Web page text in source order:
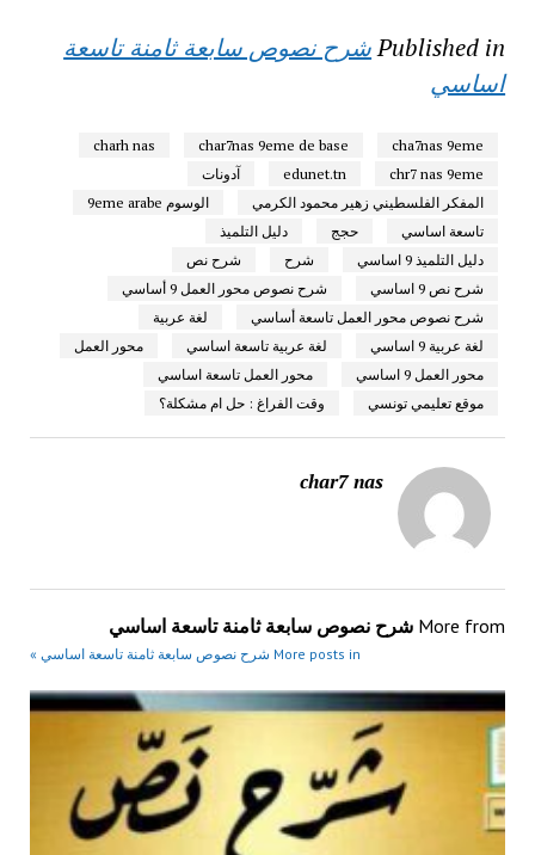
Published inشرح نصوص سابعة ثامنة تاسعة
اساسي
cha7nas 9eme
char7nas 9eme de base
charh nas
chr7 nas 9eme
edunet.tn
آدونات
المفكر الفلسطيني زهير محمود الكرمي
الوسوم 9eme arabe
تاسعة اساسي
حجج
دليل التلميذ
دليل التلميذ 9 اساسي
شرح
شرح نص
شرح نص 9 اساسي
شرح نصوص محور العمل 9 أساسي
شرح نصوص محور العمل تاسعة أساسي
لغة عربية
لغة عربية 9 اساسي
لغة عربية تاسعة اساسي
محور العمل
محور العمل 9 اساسي
محور العمل تاسعة اساسي
موقع تعليمي تونسي
وقت الفراغ : حل ام مشكلة؟
char7 nas
More from شرح نصوص سابعة ثامنة تاسعة اساسي
More posts in شرح نصوص سابعة ثامنة تاسعة اساسي »